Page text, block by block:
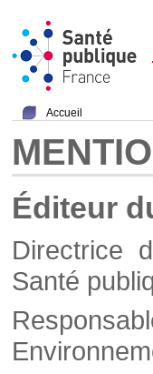
Accueil
Éditeur
Directrice
Santé